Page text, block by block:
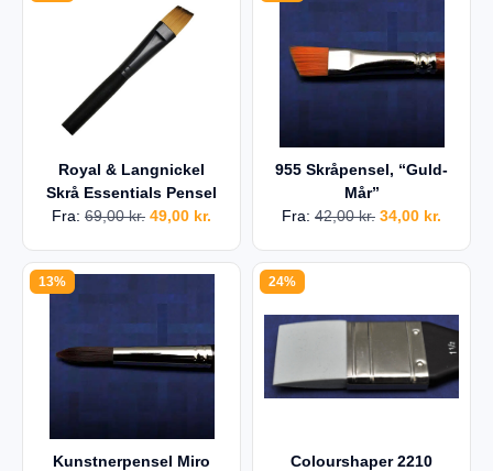
Royal & Langnickel
Skrå Essentials Pensel
Fra: 69,00kr. 49,00 kr.
955 Skråpensel, “Guld-
Mår”
Fra: 42,00kr. 34,00 kr.
13%
Kunstnerpensel Miro
24%
Colourshaper 2210